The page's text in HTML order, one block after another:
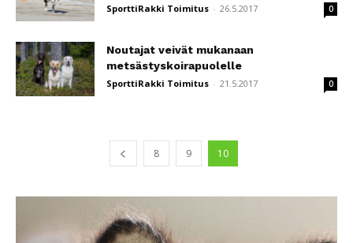
SporttiRakki Toimitus - 26.5.2017 0
Noutajat veivät mukanaan
metsästyskoirapuolelle
SporttiRakki Toimitus - 21.5.2017 0
8 9 10